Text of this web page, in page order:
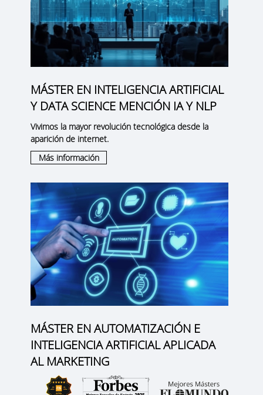
MÁSTER EN INTELIGENCIA ARTIFICIAL
Y DATA SCIENCE MENCIÓN IA Y NLP
Vivimos la mayor revolución tecnológica desde la
aparición de internet.
Más información
MÁSTER EN AUTOMATIZACIÓN E
INTELIGENCIA ARTIFICIAL APLICADA
AL MARKETING